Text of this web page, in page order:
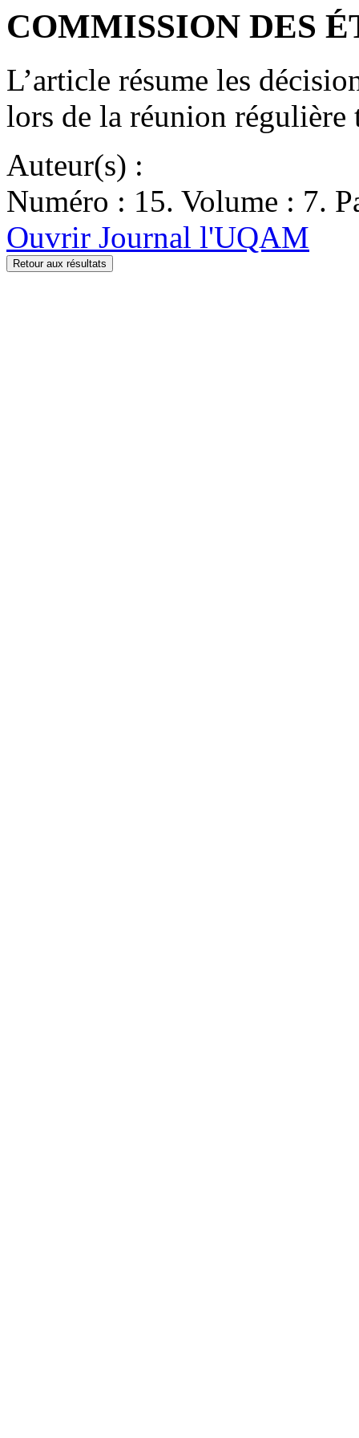
COMMISSION DES
L’article résume les
lors de la réunion
Auteur(s) :
Numéro : 15. Volume : 7.
Ouvrir Journal l'UQAM
Retour aux résultats